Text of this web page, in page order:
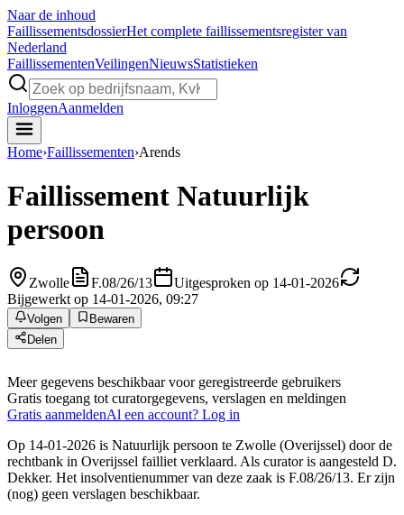
Naar de inhoud
FaillissementsdossierHet complete faillissementsregister van
Nederland
FaillissementenVeilingenNieuwsStatistieken
InloggenAanmelden
Home›Faillissementen›Arends
Faillissement Natuurlijk
persoon
Zwolle F.08/26/13
Uitgesproken op 14-01-2026
Bijgewerkt op 14-01-2026, 09:27
Volgen
Bewaren
Delen
Meer gegevens beschikbaar voor geregistreerde gebruikers
Gratis toegang tot curatorgegevens, verslagen en meldingen
Gratis aanmeldenAl een account? Log in
Op 14-01-2026 is Natuurlijk persoon te Zwolle (Overijssel) door de
rechtbank in Overijssel failliet verklaard. Als curator is aangesteld D.
Dekker. Het insolventienummer van deze zaak is F.08/26/13. Er zijn
(nog) geen verslagen beschikbaar.